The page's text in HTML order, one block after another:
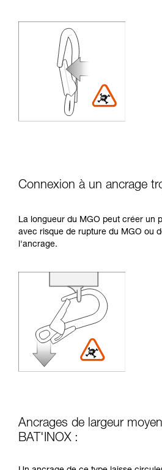
Connexion à un ancrage
La longueur du MGO peut créer un
avec risque de rupture du MGO ou
l'ancrage.
Ancrages de largeur
BAT'INOX :